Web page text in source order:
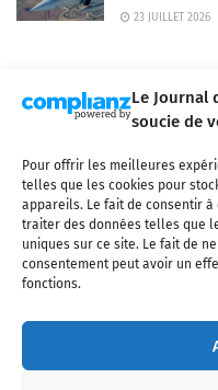
Le Journal
soucie de
Pour offrir les meilleures
telles que les cookies pour
appareils. Le fait de consentir
traiter des données telles que
uniques sur ce site. Le fait de
consentement peut avoir un
fonctions.
23 JUILLET 2026
Qui sommes-nous ?
Mentions légales
CGV
l'industrie aéronautique,